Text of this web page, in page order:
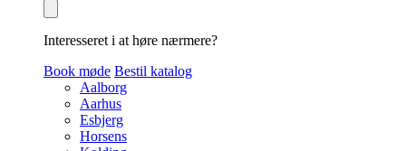
Interesseret i at høre nærmere?
Book møde Bestil katalog
Aalborg
Aarhus
Esbjerg
Horsens